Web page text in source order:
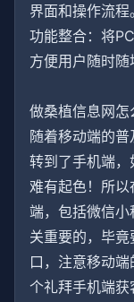
界面和操作流程。
功能整合：将
方便用户随时随
做桑植信息网怎
随着移动端的
转到了手机端
难有起色！所
端，包括微信
关重要的，毕
口，注意移动
个礼拜手机端